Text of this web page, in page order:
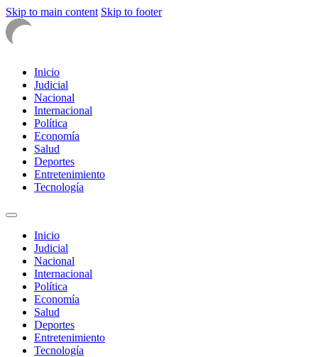
Skip to main content Skip to footer
Inicio
Judicial
Nacional
Internacional
Política
Economía
Salud
Deportes
Entretenimiento
Tecnología
Inicio
Judicial
Nacional
Internacional
Política
Economía
Salud
Deportes
Entretenimiento
Tecnología